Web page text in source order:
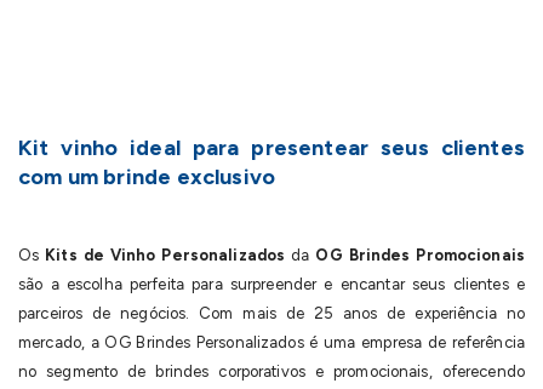
Kit vinho ideal para presentear seus clientes
com um brinde exclusivo
Os Kits de Vinho Personalizados da OG Brindes Promocionais
são a escolha perfeita para surpreender e encantar seus clientes e
parceiros de negócios. Com mais de 25 anos de experiência no
mercado, a OG Brindes Personalizados é uma empresa de referência
no segmento de brindes corporativos e promocionais, oferecendo